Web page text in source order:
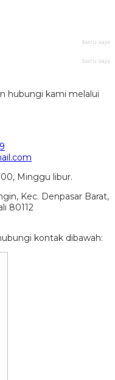
baru saja
baru saja
hubungi kami melalui
Minggu libur.
Kec. Denpasar Barat,
80112
kontak dibawah: